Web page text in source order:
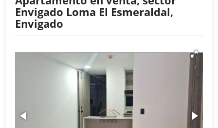
Envigado Loma El Esmeraldal,
Envigado